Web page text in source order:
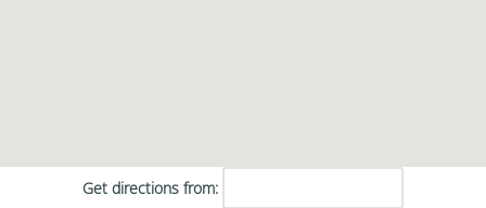
Get directions from: